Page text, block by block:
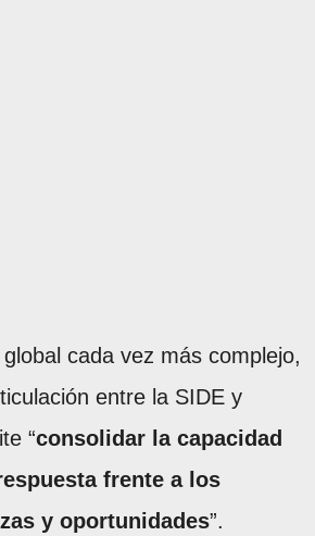
cada vez más complejo,
entre la SIDE y
“consolidar la capacidad
frente a los
y oportunidades”.